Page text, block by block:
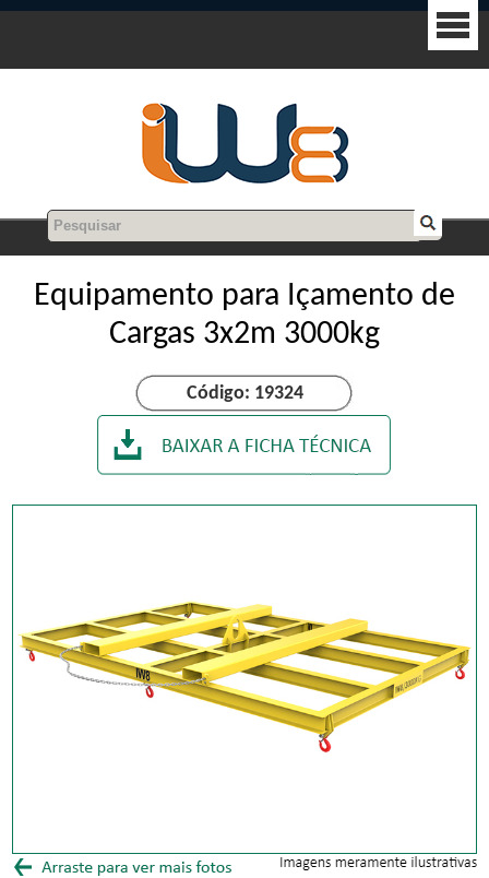
Equipamento para Içamento de
Cargas 3x2m 3000kg
Código: 19324